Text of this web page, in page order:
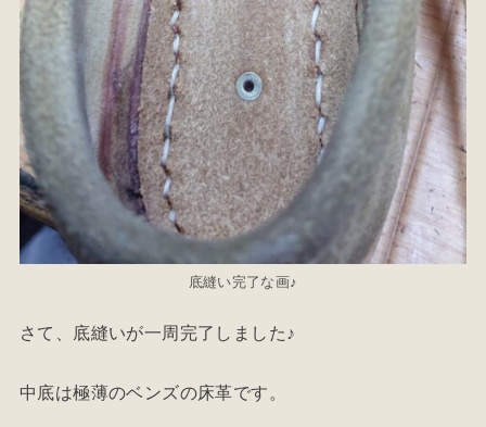
底縫い完了な画♪
さて、底縫いが一周完了しました♪
中底は極薄のベンズの床革です。